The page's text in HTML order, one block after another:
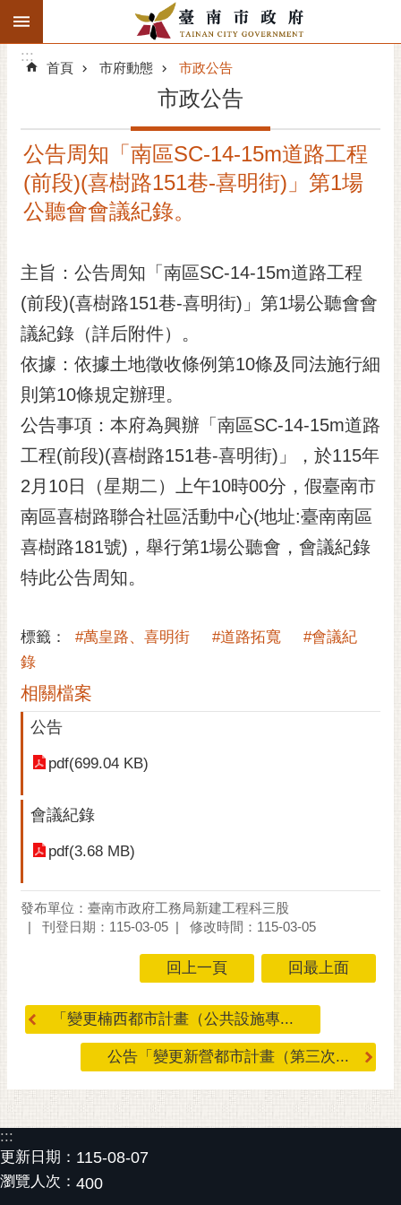
跳到主要內容區塊
搜
階
精彩府城
市府動態
市政資訊
市民互動
黃
偉
哲
光
花
祭
網
站
閱
RSS
電
子
報
信
箱
日
本
語
隱
:::
:::
首頁 市府動態 市政公告
市政公告
公告周知「南區SC-14-15m道路工程
(前段)(喜樹路151巷-喜明街)」第1場
公聽會會議紀錄。
主旨：公告周知「南區SC-14-15m道路工程
(前段)(喜樹路151巷-喜明街)」第1場公聽會會
議紀錄（詳后附件）。
依據：依據土地徵收條例第10條及同法施行細
則第10條規定辦理。
公告事項：本府為興辦「南區SC-14-15m道路
工程(前段)(喜樹路151巷-喜明街)」，於115年
2月10日（星期二）上午10時00分，假臺南市
南區喜樹路聯合社區活動中心(地址:臺南南區
喜樹路181號)，舉行第1場公聽會，會議紀錄
特此公告周知。
標籤： #萬皇路、喜明街 #道路拓寬
#會議紀
錄
相關檔案
公告
pdf(699.04 KB)
會議紀錄
pdf(3.68 MB)
發布單位：臺南市政府工務局新建工程科三股
刊登日期：115-03-05
修改時間：115-03-05
回上一頁 回最上面
「變更楠西都市計畫（公共設施專...
公告「變更新營都市計畫（第三次...
:::
更新日期： 115-08-07
瀏覽人次： 400